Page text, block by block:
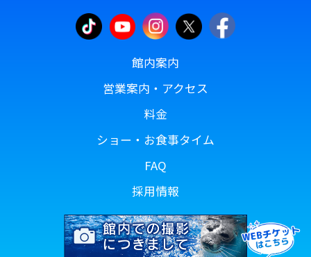
館内案内
営業案内・アクセス
料金
ショー・お食事タイム
FAQ
採用情報